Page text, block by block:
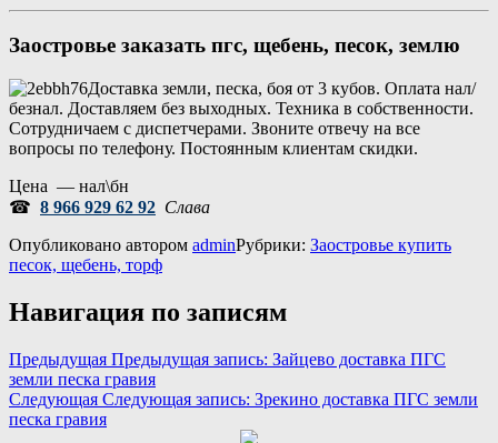
Заостровье заказать пгс, щебень, песок, землю
Доставка земли, песка, боя от 3 кубов. Оплата нал/
безнал. Доставляем без выходных. Техника в собственности.
Сотрудничаем с диспетчерами. Звоните отвечу на все
вопросы по телефону. Постоянным клиентам скидки.
Цена — нал\бн
☎ 8 966 929 62 92 Слава
Опубликовано автором adminРубрики: Заостровье купить
песок, щебень, торф
Навигация по записям
Предыдущая Предыдущая запись: Зайцево доставка ПГС
земли песка гравия
Следующая Следующая запись: Зрекино доставка ПГС земли
песка гравия